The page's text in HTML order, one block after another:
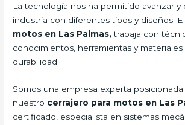
La tecnología nos ha permitido avanzar y
industria con diferentes tipos y diseños. El
motos en Las Palmas,trabaja con
conocimientos, herramientas y
durabilidad.
Somos una empresa experta
nuestro cerrajero para motos en Las
certificado, especialista en sistemas